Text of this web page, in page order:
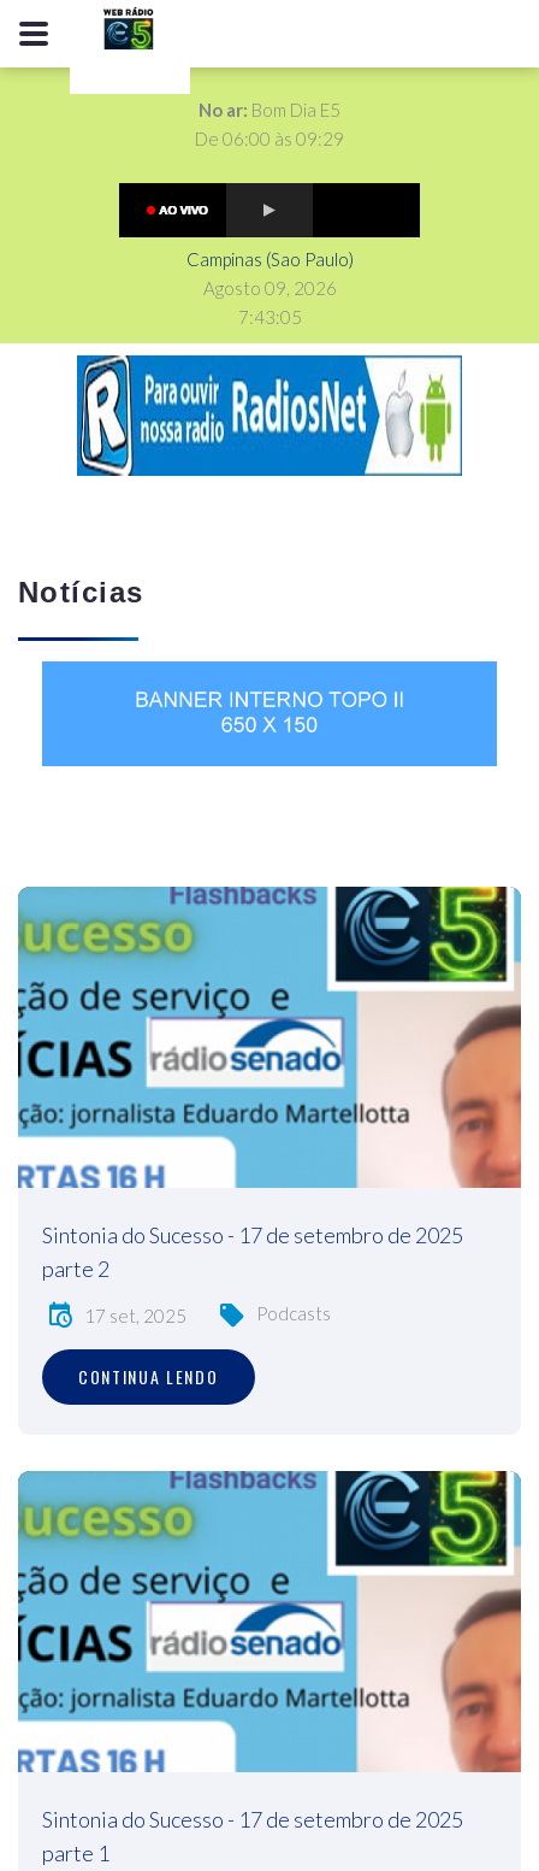
No ar: Bom Dia E5
De 06:00 às 09:29
Campinas (Sao Paulo)
Agosto 09, 2026
7:43:06
Notícias
Sintonia do Sucesso - 17 de setembro de 2025
parte 2
17 set, 2025 Podcasts
CONTINUA LENDO
Sintonia do Sucesso - 17 de setembro de 2025
parte 1